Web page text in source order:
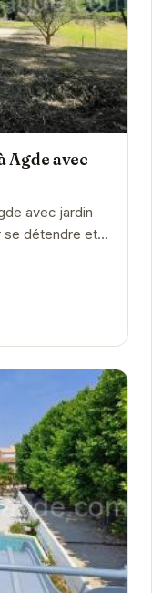
Agde avec
avec jardin
se détendre et
jardin...